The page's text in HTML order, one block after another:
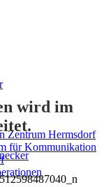
Zentrum Hermsdorf
für Kommunikation
wird im